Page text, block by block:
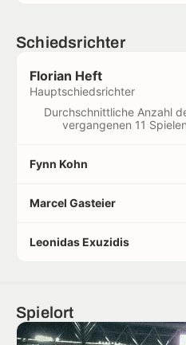
Schiedsrichter
Florian Heft
Hauptschiedsrichter
Durchschnittliche Anzahl
vergangenen 11
Fynn Kohn
Marcel Gasteier
Leonidas Exuzidis
Spielort